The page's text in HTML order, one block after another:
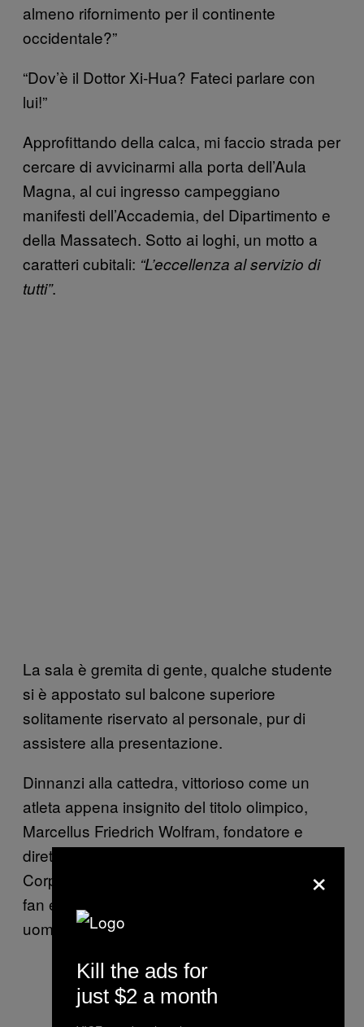
almeno rifornimento per il continente
occidentale?”
“Dov’è il Dottor Xi-Hua? Fateci parlare con
lui!”
Approfittando della calca, mi faccio strada per
cercare di avvicinarmi alla porta dell’Aula
Magna, al cui ingresso campeggiano
manifesti dell’Accademia, del Dipartimento e
della Massatech. Sotto ai loghi, un motto a
caratteri cubitali: “L’eccellenza al servizio di
tutti”.
La sala è gremita di gente, qualche studente
si è appostato sul balcone superiore
solitamente riservato al personale, pur di
assistere alla presentazione.
Dinnanzi alla cattedra, vittorioso come un
atleta appena insignito del titolo olimpico,
Marcellus Friedrich Wolfram, fondatore e
direttore generale della Massatech
Corporation, non fa che stringere la mano ai
fan e ricevere congratulazioni da decine di
uomini in giacca e cravatta.
×
Kill the ads for
just $2 a month